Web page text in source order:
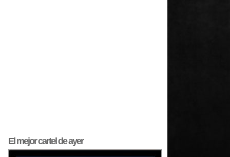
El mejorcartel de ayer